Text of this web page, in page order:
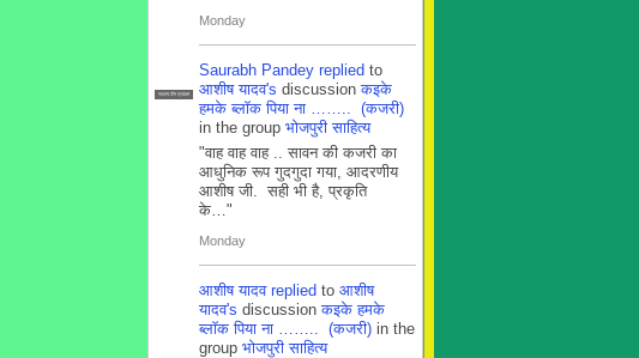
Monday
सदस्य टीम प्रबंधन
Saurabh Pandey replied to
आशीष यादव's discussionकइके
हमके ब्लाॅक पिया ना …….. (कजरी)
in the group भोजपुरी साहित्य
"वाह वाह वाह .. सावन की कजरी का
आधुनिक रूप गुदगुदा गया, आदरणीय
आशीष जी. सही भी है, प्रकृति
के…"
Monday
आशीष यादव replied to आशीष
यादव's discussionकइके हमके
ब्लाॅक पिया ना …….. (कजरी) in the
group भोजपुरी साहित्य